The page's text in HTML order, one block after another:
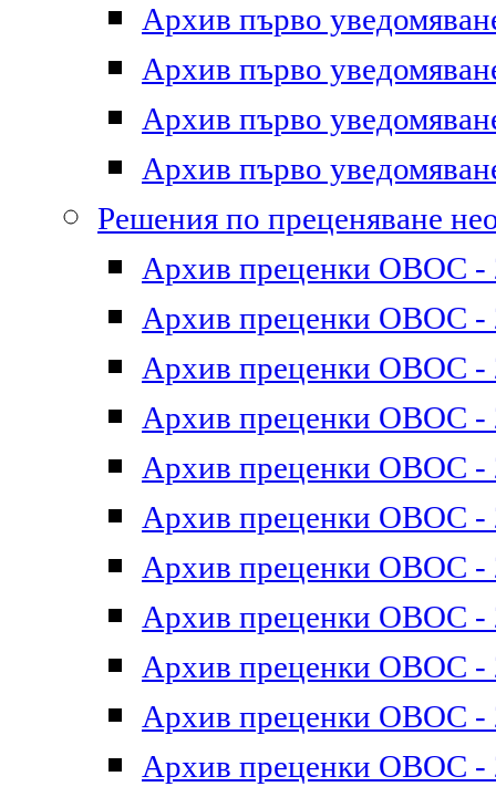
Архив първо
Архив първо
Архив първо
Архив първо
Решения по преценяване
Архив преценки ОВОС -
Архив преценки ОВОС -
Архив преценки ОВОС -
Архив преценки ОВОС -
Архив преценки ОВОС -
Архив преценки ОВОС -
Архив преценки ОВОС -
Архив преценки ОВОС -
Архив преценки ОВОС -
Архив преценки ОВОС -
Архив преценки ОВОС -